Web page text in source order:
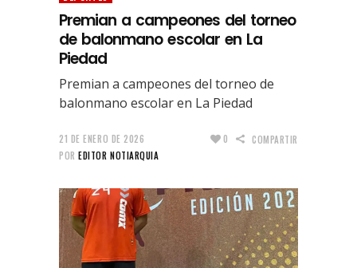
Premian a campeones del torneo
de balonmano escolar en La
Piedad
Premian a campeones del torneo de
balonmano escolar en La Piedad
21 DE ENERO DE 2026
POR EDITOR NOTIARQUIA
0 COMPARTIR